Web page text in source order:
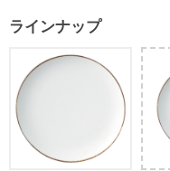
ラインナップ